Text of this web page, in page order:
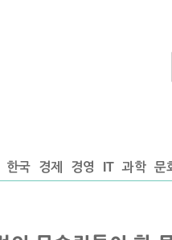
한국 경제 경영 IT 과학 문